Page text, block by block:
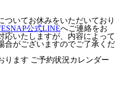
ついてお休みをいただいており
公式LINEへご連絡をお
応いたしますが、内容によって
合がございますのでご了承くだ
ります ご予約状況カレンダー